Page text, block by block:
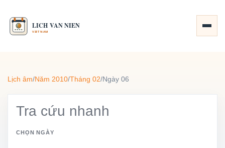
Lịch âm/Năm 2010/Tháng 02/Ngày 06
Tra cứu nhanh
CHỌN NGÀY